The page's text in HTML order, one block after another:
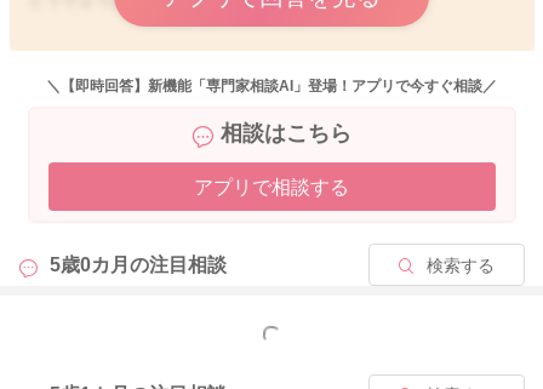
＼【即時回答】新機能「専門家相談AI」登場！アプリで今すぐ相談／
相談はこちら
アプリで相談する
5歳0カ月の注目相談 検索する
もっと見る